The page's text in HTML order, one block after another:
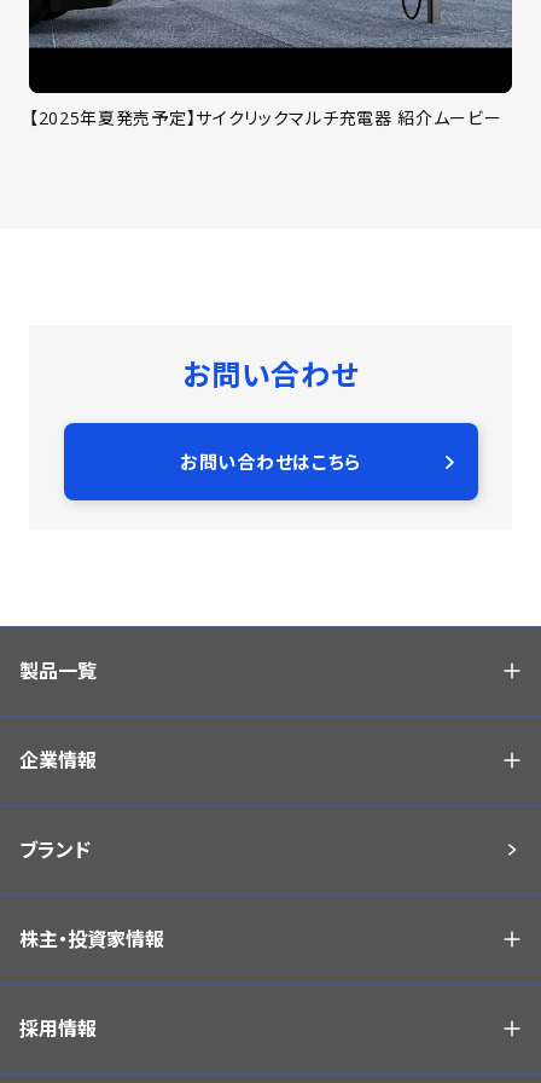
【2025年夏発売予定】サイクリックマルチ充電器 紹介ムービー
お問い合わせ
お問い合わせはこちら
製品一覧
企業情報
ブランド
株主・投資家情報
採用情報